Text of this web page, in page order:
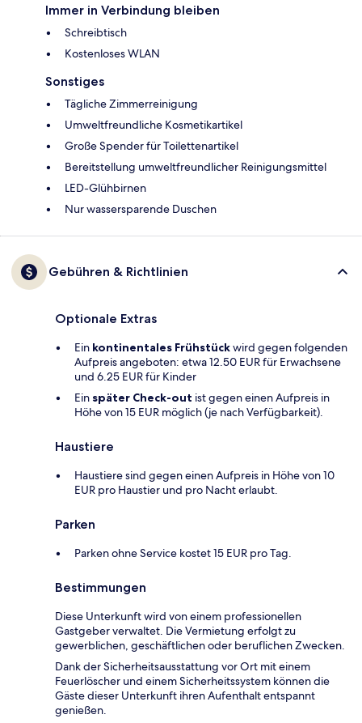
Immer in Verbindung bleiben
Schreibtisch
Kostenloses WLAN
Sonstiges
Tägliche Zimmerreinigung
Umweltfreundliche Kosmetikartikel
Große Spender für Toilettenartikel
Bereitstellung umweltfreundlicher Reinigungsmittel
LED-Glühbirnen
Nur wassersparende Duschen
Gebühren & Richtlinien
Optionale Extras
Ein kontinentales Frühstückwird gegen folgenden
Aufpreis angeboten: etwa 12.50 EUR für Erwachsene
und 6.25 EUR für Kinder
Ein später Check-out ist gegen einen Aufpreis in
Höhe von 15 EUR möglich (je nach Verfügbarkeit).
Haustiere
Haustiere sind gegen einen Aufpreis in Höhe von 10
EUR pro Haustier und pro Nacht erlaubt.
Parken
Parken ohne Service kostet 15 EUR pro Tag.
Bestimmungen
Diese Unterkunft wird von einem professionellen
Gastgeber verwaltet. Die Vermietung erfolgt zu
gewerblichen, geschäftlichen oder beruflichen Zwecken.
Dank der Sicherheitsausstattung vor Ort mit einem
Feuerlöscher und einem Sicherheitssystem können die
Gäste dieser Unterkunft ihren Aufenthalt entspannt
genießen.